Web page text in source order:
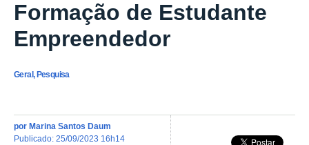
Formação de Estudante
Empreendedor
Geral, Pesquisa
por Marina Santos Daum
publicado: 25/09/2023 16h14